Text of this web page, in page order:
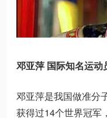
邓亚萍 国际知名运动
邓亚萍是我国做准分
获得过14个世界冠军